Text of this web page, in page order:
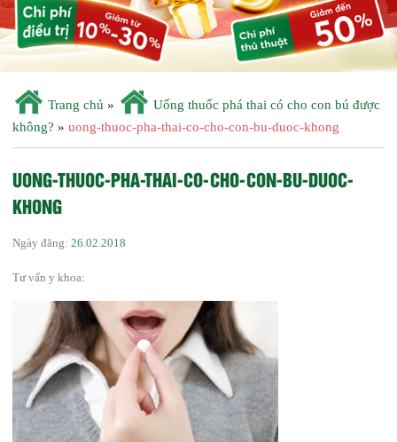
Trang chủ »
Uống thuốc phá thai có cho con bú được
không? » uong-thuoc-pha-thai-co-cho-con-bu-duoc-khong
UONG-THUOC-PHA-THAI-CO-CHO-CON-BU-DUOC-
KHONG
Ngày đăng: 26.02.2018
Tư vấn y khoa: